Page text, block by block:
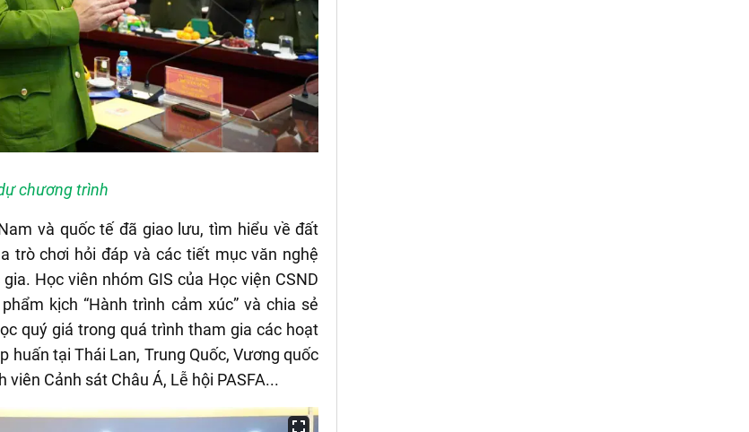
chương trình
và quốc tế đã giao lưu, tìm hiểu về đất
trò chơi hỏi đáp và các tiết mục văn nghệ
Học viên nhóm GIS của Học viện CSND
kịch “Hành trình cảm xúc” và chia sẻ
quý giá trong quá trình tham gia các hoạt
huấn tại Thái Lan, Trung Quốc, Vương quốc
Cảnh sát Châu Á, Lễ hội PASFA...